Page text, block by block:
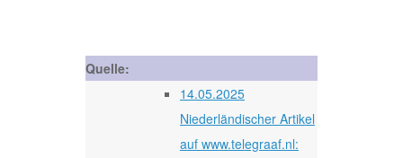
Quelle:
14.05.2025
Niederländischer Artikel
auf www.telegraaf.nl: